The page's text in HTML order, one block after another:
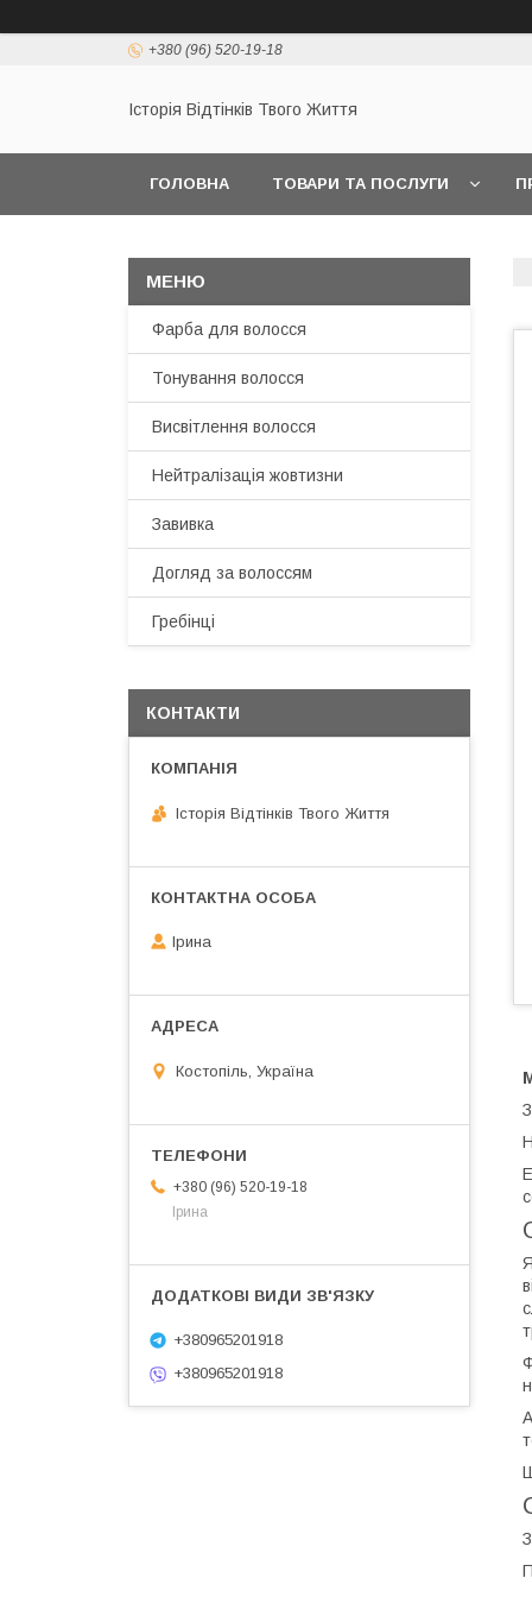
+380 (96) 520-19-18
Історія Відтінків Твого Життя
ГОЛОВНА ТОВАРИ ТА ПОСЛУГИ
Фарба для волосся
Тонування волосся
Висвітлення волосся
Нейтралізація жовтизни
Завивка
Догляд за волоссям
Гребінці
КОНТАКТИ
Історія Відтінків Твого Життя
Ірина
Костопіль, Україна
+380 (96) 520-19-18
Ірина
+380965201918
+380965201918